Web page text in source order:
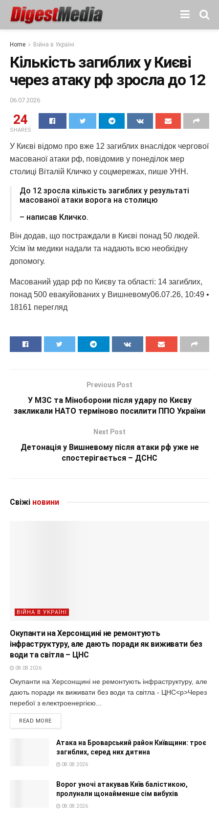
Home Війна в Україні
Кількість загиблих у Києві
через атаку рф зросла до 12
06.07.2026
24
SHARES
У Києві відомо про вже 12 загиблих внаслідок чергової
масованої атаки рф, повідомив у понеділок мер
столиці Віталій Кличко у соцмережах, пише УНН.
До 12 зросла кількість загиблих у результаті
масованої атаки ворога на столицю
– написав Кличко.
Він додав, що постраждали в Києві понад 50 людей.
Усім їм медики надали та надають всю необхідну
допомогу.
Масований удар рф по Києву та області: 14 загиблих,
понад 500 евакуйованих у Вишневому06.07.26, 10:49 •
18161 перегляд
Previous Post
У МЗС та Міноборони після удару по Києву
закликали НАТО терміново посилити ППО України
Next Post
Детонація у Вишневому після атаки рф уже не
спостерігається – ДСНС
Свіжі новини
ВІЙНА В УКРАЇНІ
Окупанти на Херсонщині не ремонтують
інфраструктуру, але дають поради як виживати без
води та світла – ЦНС
08.08.2026
Окупанти на Херсонщині не ремонтують інфраструктуру, але
дають поради як виживати без води та світла - ЦНС<p>Через
перебої з електроенергією...
READ MORE
Атака на Броварський район Київщини: троє
загиблих, серед них дитина
08.08.2026
Ворог уночі атакував Київ балістикою,
пролунали щонайменше сім вибухів
08.08.2026